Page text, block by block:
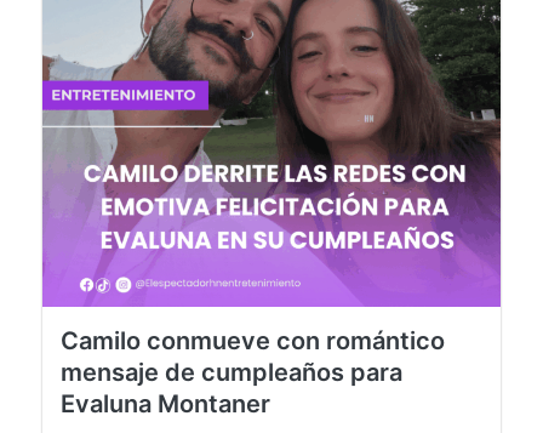
Camilo conmueve con romántico
mensaje de cumpleaños para